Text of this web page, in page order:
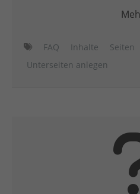
FAQ Inhalte Seiten
Unterseiten anlegen